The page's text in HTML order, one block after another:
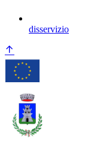
disservizio